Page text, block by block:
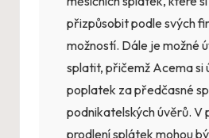
přizpůsobit podle svých
možností. Dále je možné
splatit, přičemž Acema si
poplatek za předčasné
podnikatelských úvěrů. V
prodlení splátek mohou